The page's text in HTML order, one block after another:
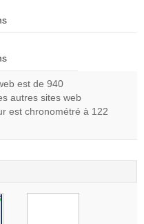
est de 940
autres sites web
est chronométré à 122